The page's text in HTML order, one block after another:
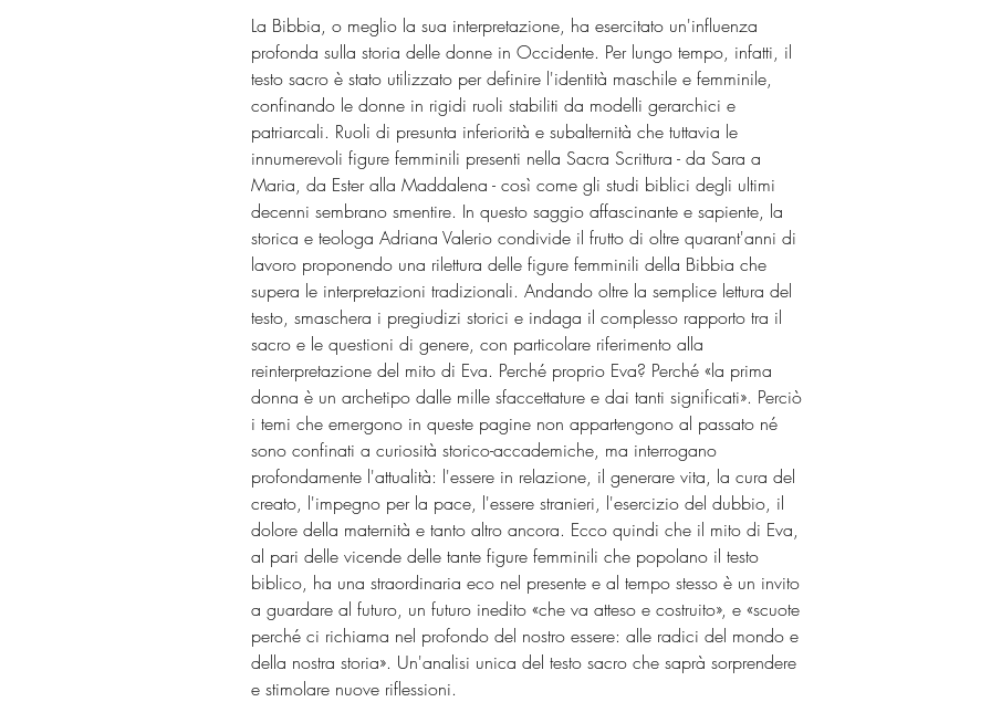
La Bibbia, o meglio la sua interpretazione, ha esercitato un'influenza
profonda sulla storia delle donne in Occidente. Per lungo tempo, infatti, il
testo sacro è stato utilizzato per definire l'identità maschile e femminile,
confinando le donne in rigidi ruoli stabiliti da modelli gerarchici e
patriarcali. Ruoli di presunta inferiorità e subalternità che tuttavia le
innumerevoli figure femminili presenti nella Sacra Scrittura - da Sara a
Maria, da Ester alla Maddalena - così come gli studi biblici degli ultimi
decenni sembrano smentire. In questo saggio affascinante e sapiente, la
storica e teologa Adriana Valerio condivide il frutto di oltre quarant'anni di
lavoro proponendo una rilettura delle figure femminili della Bibbia che
supera le interpretazioni tradizionali. Andando oltre la semplice lettura del
testo, smaschera i pregiudizi storici e indaga il complesso rapporto tra il
sacro e le questioni di genere, con particolare riferimento alla
reinterpretazione del mito di Eva. Perché proprio Eva? Perché «la prima
donna è un archetipo dalle mille sfaccettature e dai tanti significati». Perciò
i temi che emergono in queste pagine non appartengono al passato né
sono confinati a curiosità storico-accademiche, ma interrogano
profondamente l'attualità: l'essere in relazione, il generare vita, la cura del
creato, l'impegno per la pace, l'essere stranieri, l'esercizio del dubbio, il
dolore della maternità e tanto altro ancora. Ecco quindi che il mito di Eva,
al pari delle vicende delle tante figure femminili che popolano il testo
biblico, ha una straordinaria eco nel presente e al tempo stesso è un invito
a guardare al futuro, un futuro inedito «che va atteso e costruito», e «scuote
perché ci richiama nel profondo del nostro essere: alle radici del mondo e
della nostra storia». Un'analisi unica del testo sacro che saprà sorprendere
e stimolare nuove riflessioni.